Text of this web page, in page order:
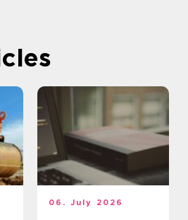
06. July 2026